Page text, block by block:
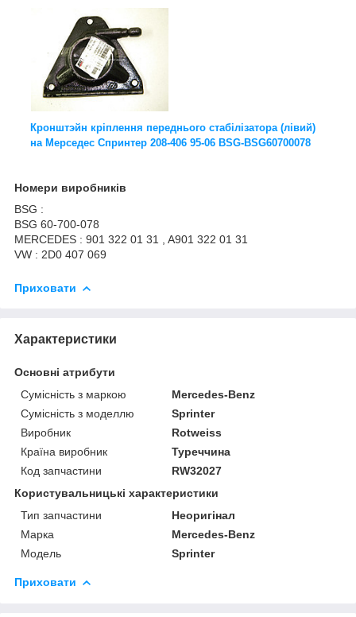
Кронштэйн кріплення переднього стабілізатора (лівий)
на Мерседес Спринтер 208-406 95-06 BSG-BSG60700078
Номери виробників
BSG :
BSG 60-700-078
MERCEDES : 901 322 01 31 , A901 322 01 31
VW : 2D0 407 069
Приховати
Характеристики
Основні атрибути
Сумісність з маркою
Mercedes-Benz
Сумісність з моделлю
Sprinter
Виробник
Rotweiss
Країна виробник
Туреччина
Код запчастини
RW32027
Користувальницькі характеристики
Тип запчастини
Неоригінал
Марка
Mercedes-Benz
Модель
Sprinter
Приховати